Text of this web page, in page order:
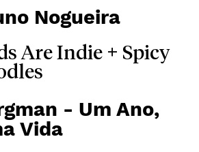
Nogueira
Are Indie + Spicy
- Um Ano,
Vida